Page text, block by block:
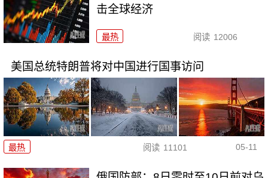
击全球经济
最热 阅读 12006
美国总统特朗普将对中国进行国事访问
最热 阅读 11101 05-11